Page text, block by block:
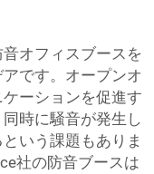
オフィスブースを
です。オープンオ
ーションを促進す
時に騒音が発生し
いう課題もありま
社の防音ブースは